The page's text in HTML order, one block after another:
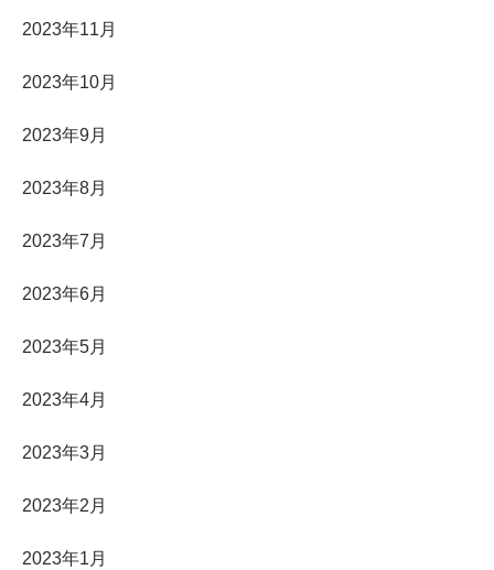
2023年11月
2023年10月
2023年9月
2023年8月
2023年7月
2023年6月
2023年5月
2023年4月
2023年3月
2023年2月
2023年1月